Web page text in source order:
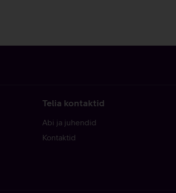
Telia kontaktid
Abi ja juhendid
Kontaktid